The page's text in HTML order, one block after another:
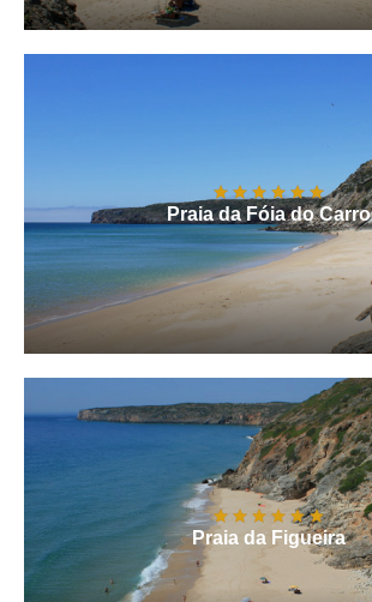
Praia da Fóia do Carro
Praia da Figueira